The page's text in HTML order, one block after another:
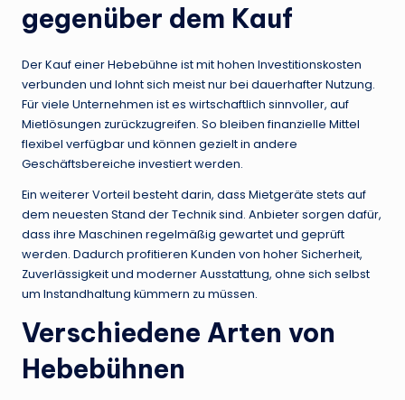
gegenüber dem Kauf
Der Kauf einer Hebebühne ist mit hohen Investitionskosten
verbunden und lohnt sich meist nur bei dauerhafter Nutzung.
Für viele Unternehmen ist es wirtschaftlich sinnvoller, auf
Mietlösungen zurückzugreifen. So bleiben finanzielle Mittel
flexibel verfügbar und können gezielt in andere
Geschäftsbereiche investiert werden.
Ein weiterer Vorteil besteht darin, dass Mietgeräte stets auf
dem neuesten Stand der Technik sind. Anbieter sorgen dafür,
dass ihre Maschinen regelmäßig gewartet und geprüft
werden. Dadurch profitieren Kunden von hoher Sicherheit,
Zuverlässigkeit und moderner Ausstattung, ohne sich selbst
um Instandhaltung kümmern zu müssen.
Verschiedene Arten von
Hebebühnen